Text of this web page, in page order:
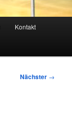
Kontakt
Nächster →